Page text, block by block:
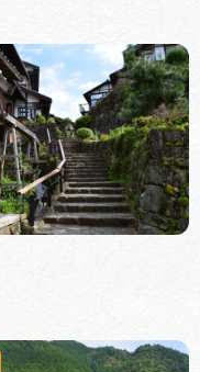
運営組織